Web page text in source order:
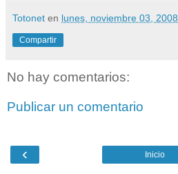
Totonet en lunes, noviembre 03, 2008
Compartir
No hay comentarios:
Publicar un comentario
‹ Inicio